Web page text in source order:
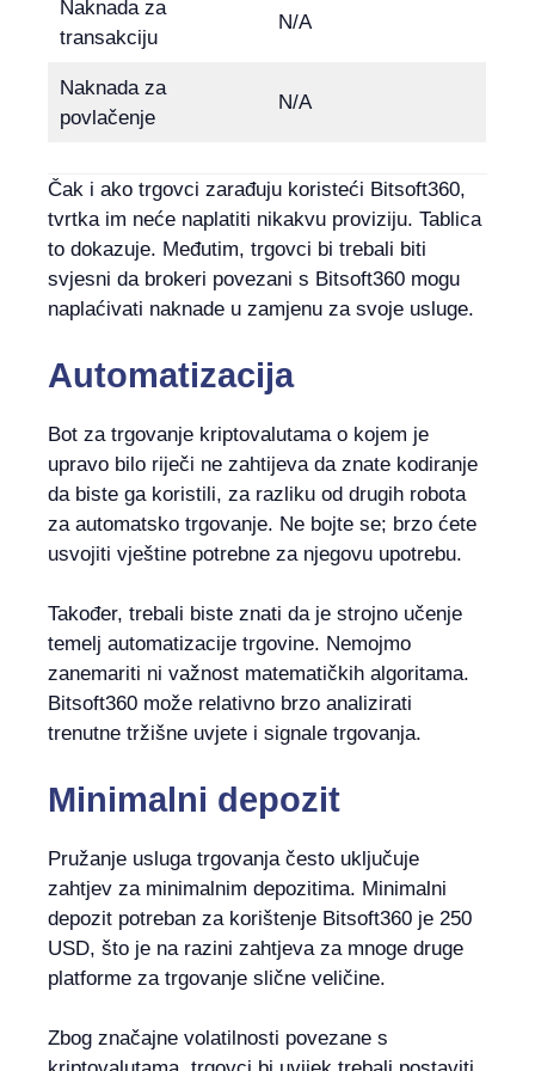
Naknada za
transakciju
N/A
Naknada za
povlačenje
N/A
Čak i ako trgovci zarađuju koristeći Bitsoft360,
tvrtka im neće naplatiti nikakvu proviziju. Tablica
to dokazuje. Međutim, trgovci bi trebali biti
svjesni da brokeri povezani s Bitsoft360 mogu
naplaćivati ​​naknade u zamjenu za svoje usluge.
Automatizacija
Bot za trgovanje kriptovalutama o kojem je
upravo bilo riječi ne zahtijeva da znate kodiranje
da biste ga koristili, za razliku od drugih robota
za automatsko trgovanje. Ne bojte se; brzo ćete
usvojiti vještine potrebne za njegovu upotrebu.
Također, trebali biste znati da je strojno učenje
temelj automatizacije trgovine. Nemojmo
zanemariti ni važnost matematičkih algoritama.
Bitsoft360 može relativno brzo analizirati
trenutne tržišne uvjete i signale trgovanja.
Minimalni depozit
Pružanje usluga trgovanja često uključuje
zahtjev za minimalnim depozitima. Minimalni
depozit potreban za korištenje Bitsoft360 je 250
USD, što je na razini zahtjeva za mnoge druge
platforme za trgovanje slične veličine.
Zbog značajne volatilnosti povezane s